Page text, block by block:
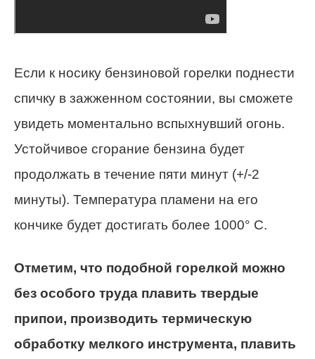
Если к носику бензиновой горелки поднести
спичку в зажженном состоянии, вы сможете
увидеть моментально вспыхнувший огонь.
Устойчивое сгорание бензина будет
продолжать в течение пяти минут (+/-2
минуты). Температура пламени на его
кончике будет достигать более 1000° С.
Отметим, что подобной горелкой можно
без особого труда плавить твердые
припои, производить термическую
обработку мелкого инструмента, плавить